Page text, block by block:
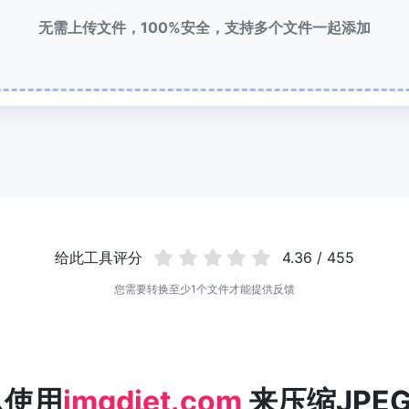
无需上传文件，100%安全，支持多个文件一起添加
给此工具评分 4.36 / 455
您需要转换至少1个文件才能提供反馈
用imgdiet.com 来压缩